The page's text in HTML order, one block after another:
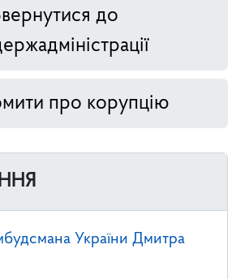
до
про корупцію
України Дмитра